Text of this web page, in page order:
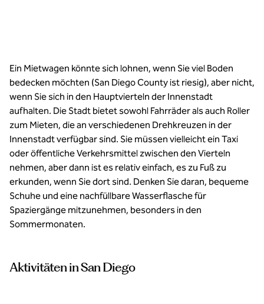
Ein Mietwagen könnte sich lohnen, wenn Sie viel Boden
bedecken möchten (San Diego County ist riesig), aber nicht,
wenn Sie sich in den Hauptvierteln der Innenstadt
aufhalten. Die Stadt bietet sowohl Fahrräder als auch Roller
zum Mieten, die an verschiedenen Drehkreuzen in der
Innenstadt verfügbar sind. Sie müssen vielleicht ein Taxi
oder öffentliche Verkehrsmittel zwischen den Vierteln
nehmen, aber dann ist es relativ einfach, es zu Fuß zu
erkunden, wenn Sie dort sind. Denken Sie daran, bequeme
Schuhe und eine nachfüllbare Wasserflasche für
Spaziergänge mitzunehmen, besonders in den
Sommermonaten.
Aktivitäten in San Diego